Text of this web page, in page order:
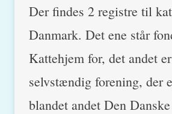
Der findes 2 registre til
Danmark. Det ene står
Kattehjem for, det andet
selvstændig forening, der
blandet andet Den Danske